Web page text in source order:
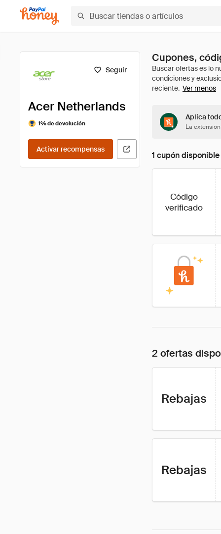
Seguir
Acer Netherlands
1% de devolución
Activar recompensas
Cupones,
Ver menos
Aplica
La
1 cupón disponible
Código
verificado
2 ofertas
Rebajas
Rebajas